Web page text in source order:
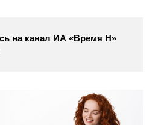
на канал ИА «Время Н»